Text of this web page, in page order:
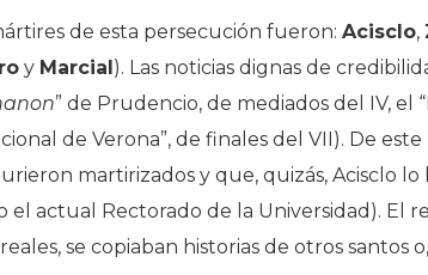
de esta persecución fueron:Acisclo,
y Marcial). Las noticias dignas de
” de Prudencio, de mediados del IV, el
de Verona”, de finales del VII). De
martirizados y que, quizás, Acisclo
actual Rectorado de la Universidad). El
se copiaban historias de otros santos